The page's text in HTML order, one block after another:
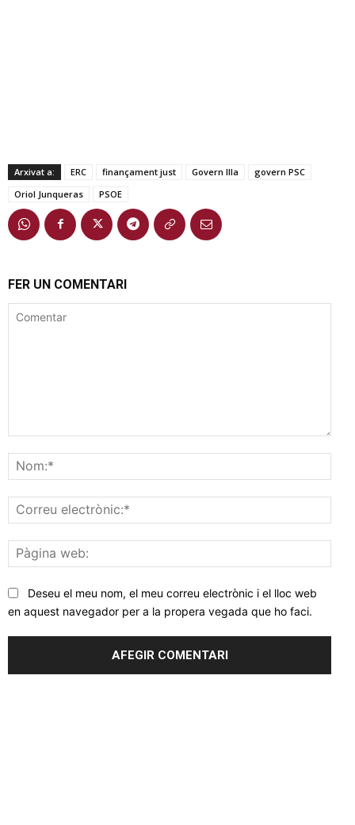
Arxivat a: ERC finançament just Govern Illa
govern PSC
Oriol Junqueras
PSOE
FER UN COMENTARI
web:
Deseu el meu nom, el meu correu electrònic i el lloc web
en aquest navegador per a la propera vegada que ho faci.